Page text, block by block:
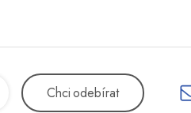
Chciodebírat